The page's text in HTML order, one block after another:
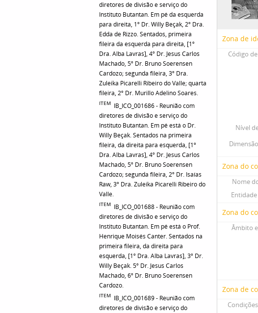
diretores de divisão e serviço do
Instituto Butantan. Em pé da esquerda
para direita, 1º Dr. Willy Beçak, 2º Dra.
Edda de Rizzo. Sentados, primeira
fileira da esquerda para direita, [1º
Dra. Alba Lavras], 4º Dr. Jesus Carlos
Machado, 5º Dr. Bruno Soerensen
Cardozo; segunda fileira, 3º Dra.
Zuleika Picarelli Ribeiro do Valle; quarta
fileira, 2º Dr. Murillo Adelino Soares.
ITEM IB_ICO_001686 - Reunião com
diretores de divisão e serviço do
Instituto Butantan. Em pé está o Dr.
Willy Beçak. Sentados na primeira
fileira, da direita para esquerda, [1º
Dra. Alba Lavras], 4º Dr. Jesus Carlos
Machado, 5º Dr. Bruno Soerensen
Cardozo; segunda fileira, 2º Dr. Isaías
Raw, 3º Dra. Zuleika Picarelli Ribeiro do
Valle.
ITEM IB_ICO_001688 - Reunião com
diretores de divisão e serviço do
Instituto Butantan. Em pé está o Prof.
Henrique Moisés Canter. Sentados na
primeira fileira, da direita para
esquerda, [1º Dra. Alba Lavras], 3º Dr.
Willy Beçak. 5º Dr. Jesus Carlos
Machado, 6º Dr. Bruno Soerensen
Cardozo.
ITEM IB_ICO_001689 - Reunião com
diretores de divisão e serviço do
Zona de
Código
Nível
Zona do
Nome
Zona do
Âmbito
Zona de